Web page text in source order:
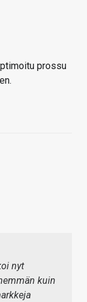
prossu
nyt
kuin